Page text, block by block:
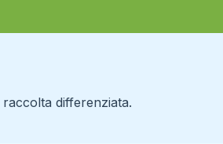
differenziata.